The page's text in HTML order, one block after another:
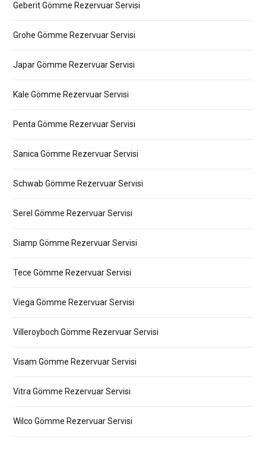
Geberit Gömme Rezervuar Servisi
Grohe Gömme Rezervuar Servisi
Japar Gömme Rezervuar Servisi
Kale Gömme Rezervuar Servisi
Penta Gömme Rezervuar Servisi
Sanica Gömme Rezervuar Servisi
Schwab Gömme Rezervuar Servisi
Serel Gömme Rezervuar Servisi
Siamp Gömme Rezervuar Servisi
Tece Gömme Rezervuar Servisi
Viega Gömme Rezervuar Servisi
Villeroyboch Gömme Rezervuar Servisi
Visam Gömme Rezervuar Servisi
Vitra Gömme Rezervuar Servisi
Wilco Gömme Rezervuar Servisi